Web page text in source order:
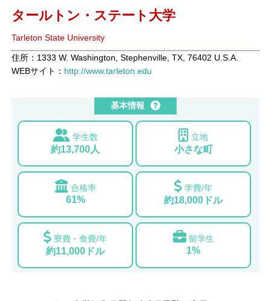
タールトン・ステート大学
Tarleton State University
住所：1333 W. Washington, Stephenville, TX, 76402 U.S.A.
WEBサイト： http://www.tarleton.edu
基本情報
学生数
約13,700人
立地
小さな町
合格率
61%
学費/年
約18,000ドル
寮費・食費/年
約11,000ドル
留学生
1%